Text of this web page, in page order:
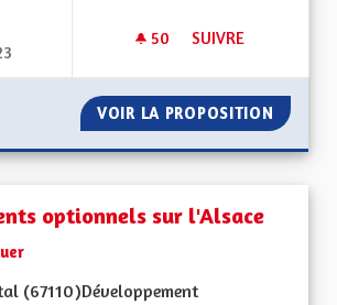
50 50 ABONNÉS
SUIVRE
VOIR LA PROPOSITION TOITS
optionnels sur l'Alsace
(67110)Développement